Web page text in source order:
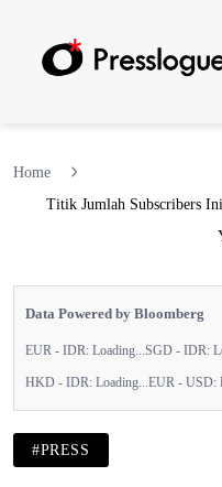
Home
Titik Jumlah Subscribers
Data Powered by Bloomberg
EUR - IDR: Loading... SGD - IDR:
HKD - IDR: Loading... EUR - USD:
#PRESS